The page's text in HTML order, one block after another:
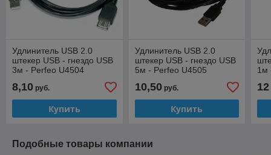
Удлинитель USB 2.0
штекер USB - гнездо USB
3м - Perfeo U4504
8,10 руб.
Купить
Удлинитель USB 2.0
штекер USB - гнездо USB
5м - Perfeo U4505
10,50руб.
Купить
1м
12
Подобные товары компании